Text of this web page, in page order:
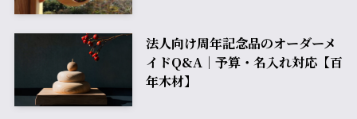
法人向け周年記念品のオーダーメ
イドQ&A｜予算・名入れ対応【百
年木材】